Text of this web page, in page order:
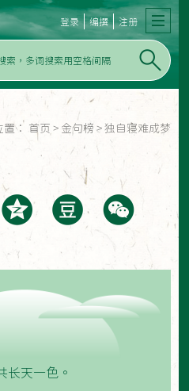
登录 编撰 注册
： 首页 > 金句榜 > 独自寝难成梦
长天一色。